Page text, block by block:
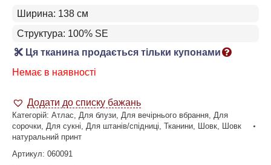
Ширина: 138 см
Структура: 100% SE
Ця тканина продається тільки купонами
Немає в наявності
Додати до списку бажань
Категорій: Атлас Для блузи Для вечірнього вбрання Для
сорочки Для сукні Для штанів/спідниці Тканини Шовк Шовк
натуральний принт
Артикул: 060091